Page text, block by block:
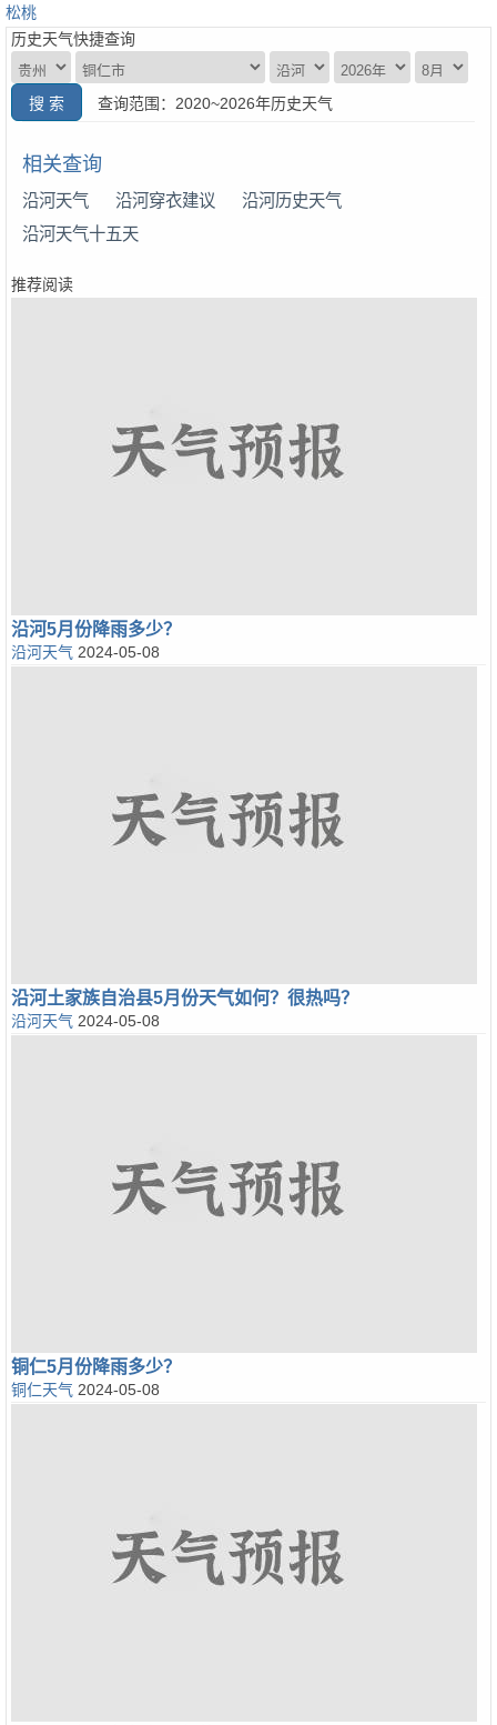
松桃
历史天气快捷查询
查询范围：2020~2026年历史天气
相关查询
沿河天气 沿河穿衣建议
沿河历史天气
沿河天气十五天
推荐阅读
沿河5月份降雨多少？
沿河天气 2024-05-08
沿河土家族自治县5月份天气如何？很热吗？
沿河天气 2024-05-08
铜仁5月份降雨多少？
铜仁天气 2024-05-08